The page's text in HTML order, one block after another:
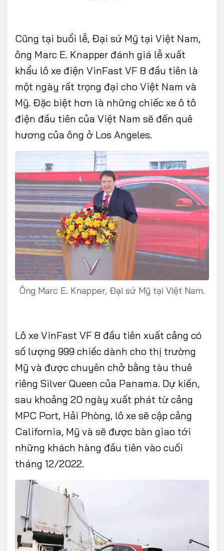
Cũng tại buổi lễ, Đại sứ Mỹ tại Việt Nam,
ông Marc E. Knapper đánh giá lễ xuất
khẩu lô xe điện VinFast VF 8 đầu tiên là
một ngày rất trọng đại cho Việt Nam và
Mỹ. Đặc biệt hơn là những chiếc xe ô tô
điện đầu tiên của Việt Nam sẽ đến quê
hương của ông ở Los Angeles.
Ông Marc E. Knapper, Đại sứ Mỹ tại Việt Nam.
Lô xe VinFast VF 8 đầu tiên xuất cảng có
số lượng 999 chiếc dành cho thị trường
Mỹ và được chuyên chở bằng tàu thuê
riêng Silver Queen của Panama. Dự kiến,
sau khoảng 20 ngày xuất phát từ cảng
MPC Port, Hải Phòng, lô xe sẽ cập cảng
California, Mỹ và sẽ được bàn giao tới
những khách hàng đầu tiên vào cuối
tháng 12/2022.